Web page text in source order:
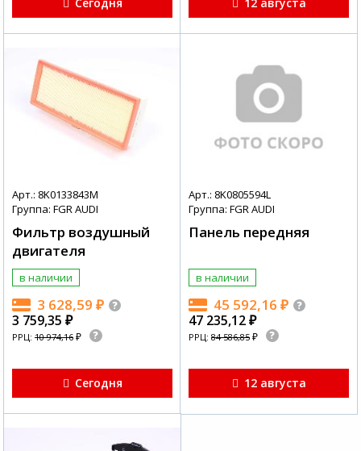
Арт.: 8K0133843M
Группа: FGR AUDI
Фильтр воздушный
двигателя
в наличии
3 628,59 ₽
3 759,35 ₽
РРЦ: 10 974,16 ₽
Сегодня
Арт.: 8K0805594L
Группа: FGR AUDI
Панель передняя
в наличии
45 592,16 ₽
47 235,12₽
РРЦ: 84 586,85 ₽
12 августа